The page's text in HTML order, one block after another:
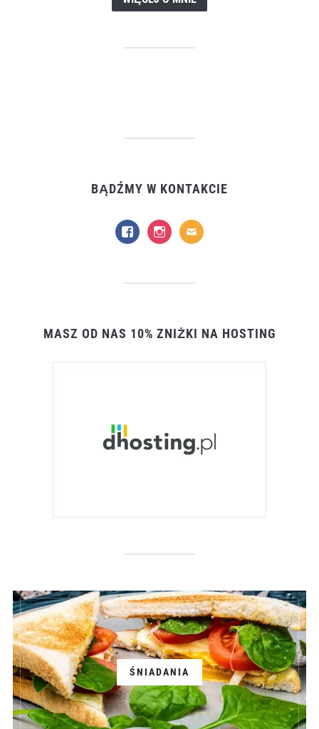
BĄDŹMY W KONTAKCIE
facebookinstagram
mail
MASZ OD NAS 10% ZNIŻKI NA HOSTING
ŚNIADANIA